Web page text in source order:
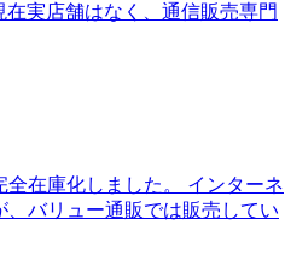
実店舗はなく、通信販売専門
在庫化しました。 インターネ
バリュー通販では販売してい